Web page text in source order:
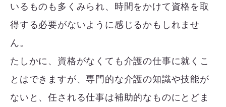
いるものも多くみられ、時間をかけて資格を取
得する必要がないように感じるかもしれませ
ん。
たしかに、資格がなくても介護の仕事に就くこ
とはできますが、専門的な介護の知識や技能が
ないと、任される仕事は補助的なものにとどま